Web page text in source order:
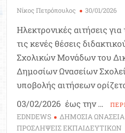
Νίκος Πετρόπουλος 30/01/2026
Ηλεκτρονικές αιτήσεις
τις κενές θέσεις
Σχολικών Μονάδων του
Δημοσίων Ωνασείων
υποβολής αιτήσεων
03/02/2026 έως την …
EDNDEWS
ΔΗΜΟΣΙΑ
ΠΡΟΣΛΗΨΕΙΣ ΕΚΠΑΙΔΕΥΤΙΚΩΝ